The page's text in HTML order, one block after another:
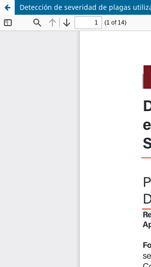
Detección de severidad de plagas